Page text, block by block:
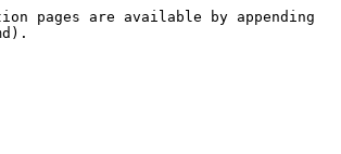
pages are available by appending